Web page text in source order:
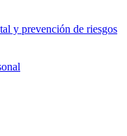
y prevención de riesgos